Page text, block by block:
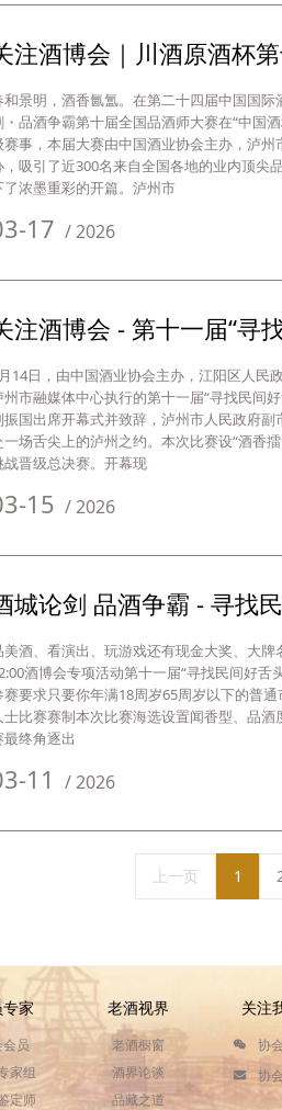
注酒博会｜川酒原酒杯
和景明，酒香氤氲。在第二十四届中国国
・品酒争霸第十届全国品酒师大赛在“中国
赛事，本届大赛由中国酒业协会主办，泸
，吸引了近300名来自全国各地的业内顶尖
了浓墨重彩的开篇。泸州市
17 /2026
注酒博会 - 第十一届“寻
14日，由中国酒业协会主办，江阳区人民
州市融媒体中心执行的第十一届“寻找民间
振国出席开幕式并致辞，泸州市人民政府副
一场舌尖上的泸州之约。本次比赛设“酒香
战晋级总决赛。开幕现
15 /2026
城论剑 品酒争霸 - 寻找
美酒、看演出、玩游戏还有现金大奖、大
酒博会专项活动第十一届“寻找民间好舌
赛要求只要你年满18周岁65周岁以下的普
士比赛赛制本次比赛海选设置闻香型、品
最终角逐出
11 /2026
上一页 1
家
员
家组
定师
老酒视界
老酒橱窗
酒界论谈
品藏之道
关注
协
协